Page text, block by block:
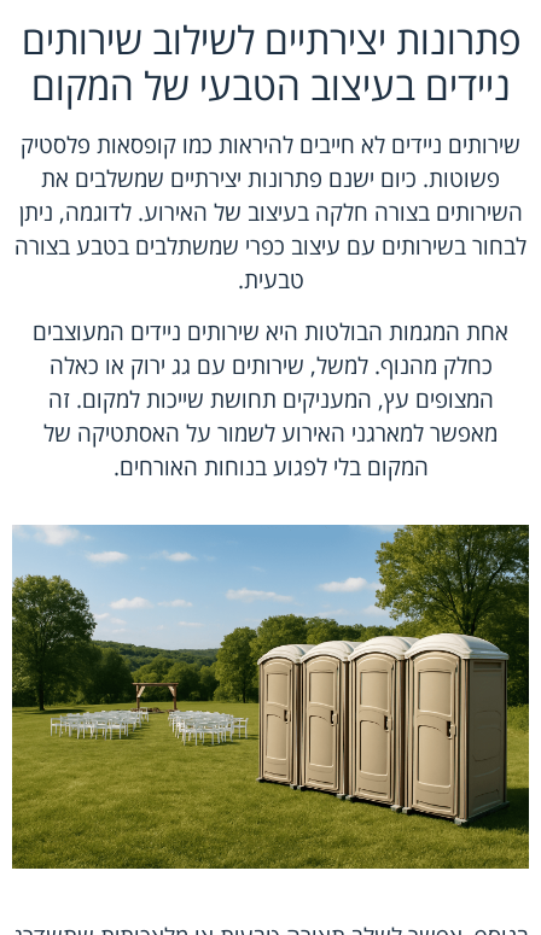
פתרונות יצירתיים לשילוב שירותים
ניידים בעיצוב הטבעי של המקום
שירותים ניידים לא חייבים להיראות כמו קופסאות פלסטיק
פשוטות. כיום ישנם פתרונות יצירתיים שמשלבים את
השירותים בצורה חלקה בעיצוב של האירוע. לדוגמה, ניתן
לבחור בשירותים עם עיצוב כפרי שמשתלבים בטבע בצורה
טבעית.
אחת המגמות הבולטות היא שירותים ניידים המעוצבים
כחלק מהנוף. למשל, שירותים עם גג ירוק או כאלה
המצופים עץ, המעניקים תחושת שייכות למקום. זה
מאפשר למארגני האירוע לשמור על האסתטיקה של
המקום בלי לפגוע בנוחות האורחים.